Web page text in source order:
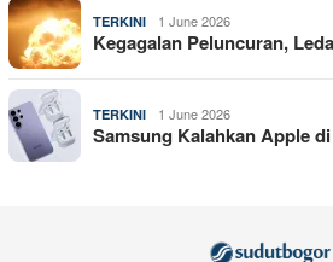
TERKINI 1 June 2026
Kegagalan Peluncuran,
TERKINI 1 June 2026
Samsung Kalahkan Apple